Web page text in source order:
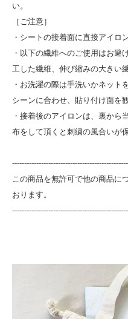
い。
［ご注意］
・シートの接着面に直接アイロ
・以下の繊維へのご使用はお避
工した繊維、伸び縮みの大きい
・お洗濯の際は手洗いかネット
シーンに合わせ、貼り付け面を
・接着後のアイロンは、裏から
布をして頂くと刺繍の風合いが
この商品を無許可で他の商品に
おります。